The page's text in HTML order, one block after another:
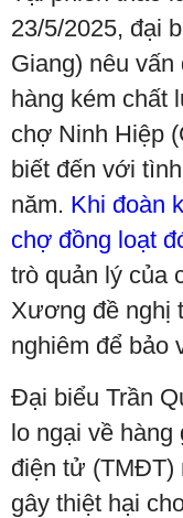
23/5/2025, đại
Giang) nêu vấn
hàng kém chất
chợ Ninh Hiệp
biết đến với
năm. Khi đoàn
chợ đồng loạt
trò quản lý của
Xương đề nghị
nghiêm để bảo
Đại biểu Trần
lo ngại về
điện tử (TMĐT)
gây thiệt hại